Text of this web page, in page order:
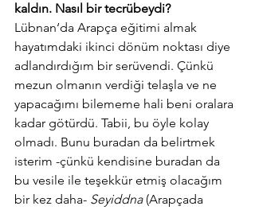
kaldın. Nasıl bir tecrübeydi?
Lübnan‘da Arapça eğitimi almak
hayatımdaki ikinci dönüm noktası diye
adlandırdığım bir serüvendi. Çünkü
mezun olmanın verdiği telaşla ve ne
yapacağımı bilememe hali beni oralara
kadar götürdü. Tabii, bu öyle kolay
olmadı. Bunu buradan da belirtmek
isterim -çünkü kendisine buradan da
bu vesile ile teşekkür etmiş olacağım
bir kez daha- Seyiddna (Arapçada